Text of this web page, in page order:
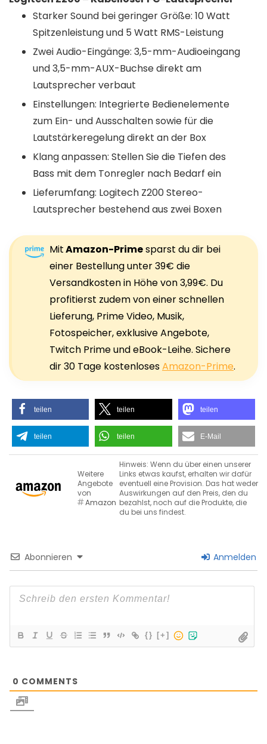
Starker Sound bei geringer Größe: 10 Watt
Spitzenleistung und 5 Watt RMS-Leistung
Zwei Audio-Eingänge: 3,5-mm-Audioeingang
und 3,5-mm-AUX-Buchse direkt am
Lautsprecher verbaut
Einstellungen: Integrierte Bedienelemente
zum Ein- und Ausschalten sowie für die
Lautstärkeregelung direkt an der Box
Klang anpassen: Stellen Sie die Tiefen des
Bass mit dem Tonregler nach Bedarf ein
Lieferumfang: Logitech Z200 Stereo-
Lautsprecher bestehend aus zwei Boxen
MitAmazon-Primesparst du dir bei
einer Bestellung unter 39€ die
Versandkosten in Höhe von 3,99€. Du
profitierst zudem von einer schnellen
Lieferung, Prime Video, Musik,
Fotospeicher, exklusive Angebote,
Twitch Prime und eBook-Leihe. Sichere
dir 30 Tage kostenlosesAmazon-Prime.
teilen teilen teilen
teilen teilen E-Mail
Weitere
Angebote
von
Amazon
Hinweis: Wenn du über einen unserer
Links etwas kaufst, erhalten wir dafür
eventuell eine Provision. Das hat weder
Auswirkungen auf den Preis, den du
bezahlst, noch auf die Produkte, die
du bei uns findest.
Abonnieren Anmelden
{} [+]
0 COMMENTS